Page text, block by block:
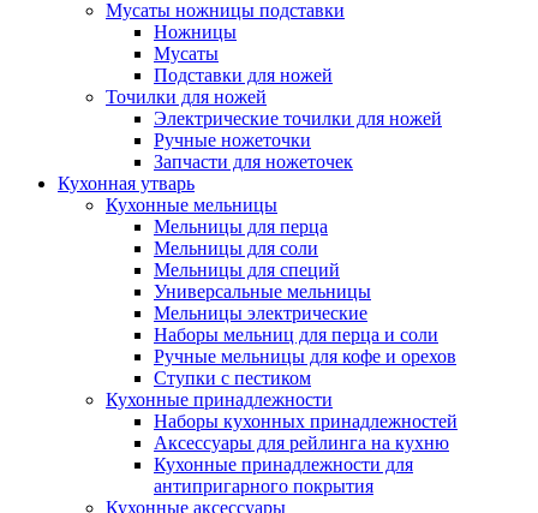
Мусаты ножницы подставки
Ножницы
Мусаты
Подставки для ножей
Точилки для ножей
Электрические точилки для ножей
Ручные ножеточки
Запчасти для ножеточек
Кухонная утварь
Кухонные мельницы
Мельницы для перца
Мельницы для соли
Мельницы для специй
Универсальные мельницы
Мельницы электрические
Наборы мельниц для перца и соли
Ручные мельницы для кофе и орехов
Ступки с пестиком
Кухонные принадлежности
Наборы кухонных принадлежностей
Аксессуары для рейлинга на кухню
Кухонные принадлежности для
антипригарного покрытия
Кухонные аксессуары